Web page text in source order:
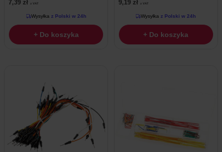
7,39 zł z VAT
Wysyłka z Polski w 24h
+ Do koszyka
9,19 zł z VAT
Wysyłka z Polski w 24h
+ Do koszyka